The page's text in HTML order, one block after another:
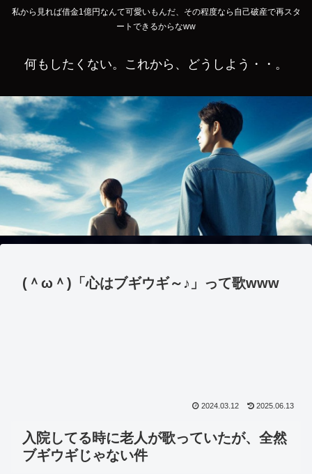
私から見れば借金1億円なんて可愛いもんだ、その程度なら自己破産で再スタ
ートできるからなww
何もしたくない。これから、どうしよう・・。
(＾ω＾)「心はブギウギ～♪」って歌www
2024.03.12 2025.06.13
入院してる時に老人が歌っていたが、全然
ブギウギじゃない件